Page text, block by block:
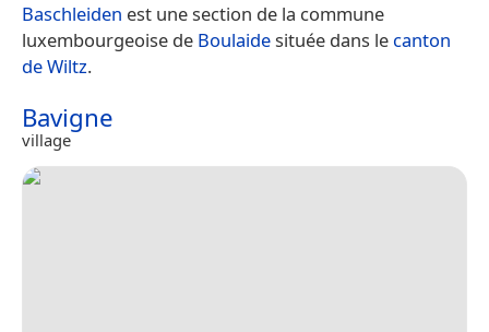
Baschleiden est une section de la commune
luxembourgeoise de Boulaidesituée dans le canton
de Wiltz.
Bavigne
village